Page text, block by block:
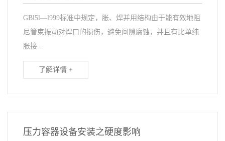
GBl5l—l999标准中规定，胀、焊并用结构由于能有效地阻
尼管束振动对焊口的损伤，避免间隙腐蚀，并且有比单纯
胀接...
了解详情 +
压力容器设备安装之硬度影响